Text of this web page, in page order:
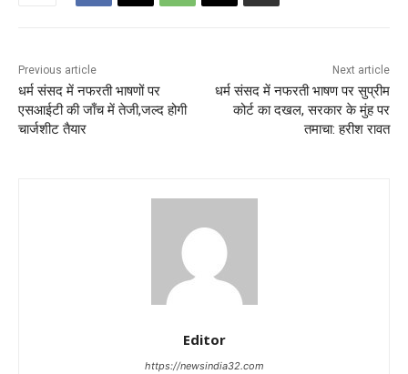
Previous article
धर्म संसद में नफरती भाषणों पर
एसआईटी की जाँच में तेजी,जल्द होगी
चार्जशीट तैयार
Next article
धर्म संसद में नफरती भाषण पर सुप्रीम
कोर्ट का दखल, सरकार के मुंह पर
तमाचा: हरीश रावत
Editor
https://newsindia32.com